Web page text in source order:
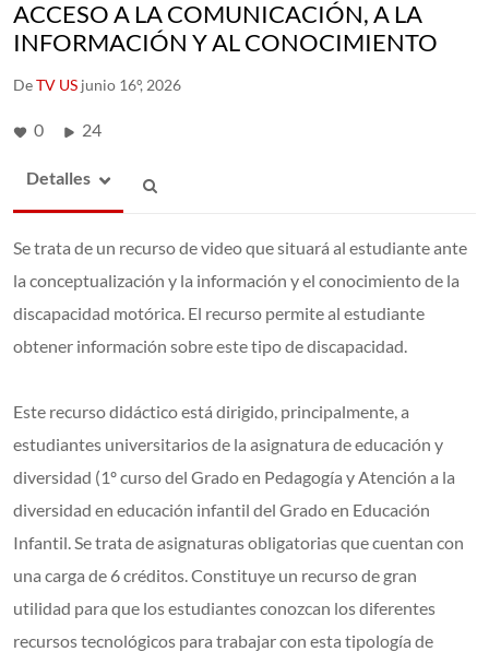
ACCESO A LA COMUNICACIÓN, A LA
INFORMACIÓN Y AL CONOCIMIENTO
DeTV US junio 16º, 2026
0 24
Detalles
Se trata de un recurso de video que situará al estudiante ante
la conceptualización y la información y el conocimiento de la
discapacidad motórica. El recurso permite al estudiante
obtener información sobre este tipo de discapacidad.
Este recurso didáctico está dirigido, principalmente, a
estudiantes universitarios de la asignatura de educación y
diversidad (1º curso del Grado en Pedagogía y Atención a la
diversidad en educación infantil del Grado en Educación
Infantil. Se trata de asignaturas obligatorias que cuentan con
una carga de 6 créditos. Constituye un recurso de gran
utilidad para que los estudiantes conozcan los diferentes
recursos tecnológicos para trabajar con esta tipología de